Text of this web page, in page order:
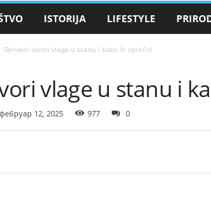
ISTORIJA LIFESTYLE
Skriveni izvori vlage u stanu i kako ih sprečiti
vlage u stanu i
фебруар 12, 2025 977 0